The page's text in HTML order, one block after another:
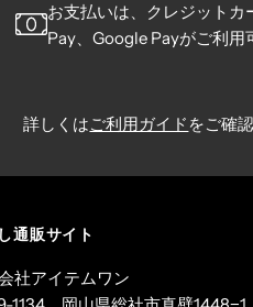
お支払いは、クレジットカ
Pay、Google Payがご利用
詳しくはご利用ガイド をご確
通販サイト
社アイテムワン